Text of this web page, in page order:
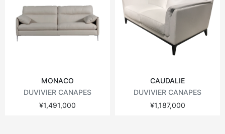
MONACO
DUVIVIER CANAPES
¥1,491,000
CAUDALIE
DUVIVIER CANAPES
¥1,187,000